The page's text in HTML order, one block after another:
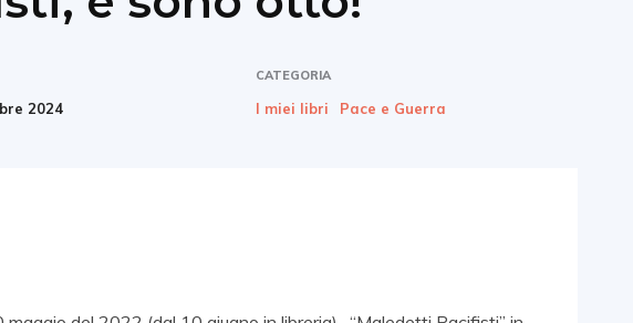
2024
CATEGORIA
I miei libri Pace e Guerra